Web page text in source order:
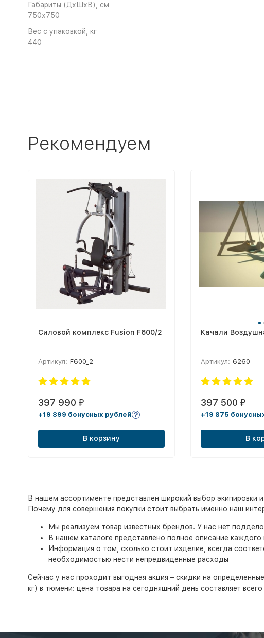
Габариты (ДхШхВ), cм
750х750
Вес с упаковкой, кг
440
Рекомендуем
Силовой комплекс Fusion F600/2
Артикул: F600_2
397 990 ₽
+19 899 бонусных рублей
В корзину
Качали
Артикул: 6260
397 500₽
+19 875
В
В нашем ассортименте представлен широкий выбор экипировки
Почему для совершения покупки стоит выбрать именно наш
Мы реализуем товар известных брендов. У нас нет
В нашем каталоге представлено полное описание
Информация о том, сколько стоит изделие, всегда
необходимостью нести непредвиденные расходы
Сейчас у нас проходит выгодная акция – скидки на
кг) в тюмени: цена товара на сегодняшний день составляет